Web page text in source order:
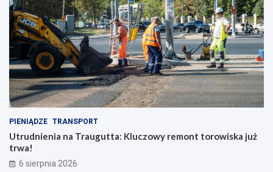
PIENIĄDZE TRANSPORT
Utrudnienia na Traugutta: Kluczowy remont torowiska już
trwa!
6 sierpnia 2026